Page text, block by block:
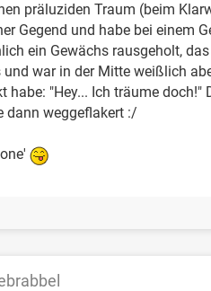
präluziden Traum (beim
Gegend und habe bei einem
ein Gewächs rausgeholt,
war in der Mitte weißlich
habe: "Hey... Ich träume
dann weggeflakert :/